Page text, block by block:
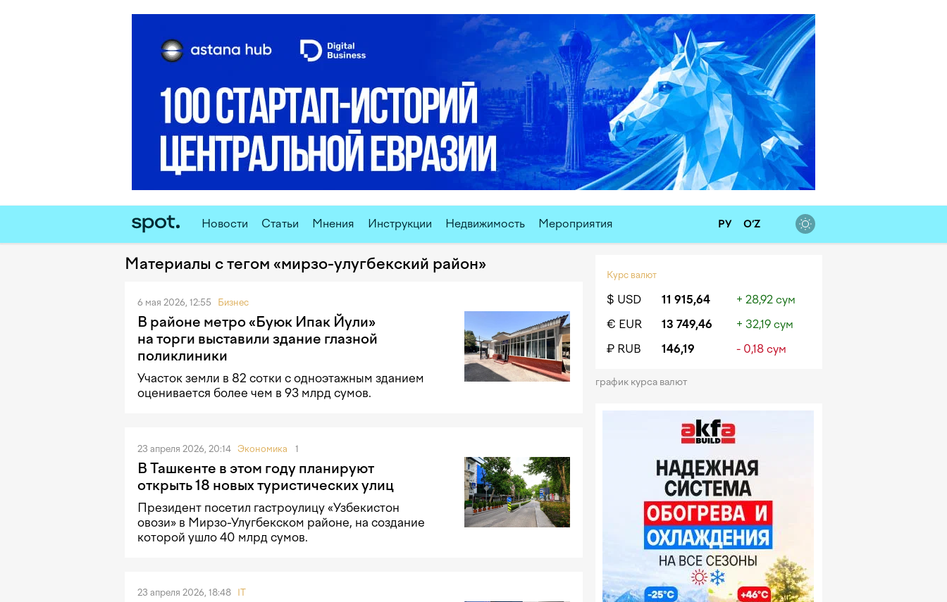
Новости Статьи Мнения Инструкции Недвижимость Мероприятия РУ O‘Z
Материалы с тегом «мирзо-улугбекский район»
6 мая 2026, 12:55 Бизнес
В районе метро «Буюк Ипак Йули»
на торги выставили здание глазной
поликлиники
Участок земли в 82 сотки с одноэтажным зданием
оценивается более чем в 93 млрд сумов.
23 апреля 2026, 20:14 Экономика 1
В Ташкенте в этом году планируют
открыть 18 новых туристических улиц
Президент посетил гастроулицу «Узбекистон
овози» в Мирзо-Улугбекском районе, на создание
которой ушло 40 млрд сумов.
23 апреля 2026, 18:48 IT
Курс валют
$ USD 11 915,64
+ 28,92 сум
€ EUR
13 749,46
+ 32,19 сум
₽ RUB
146,19 - 0,18 сум
график курса валют